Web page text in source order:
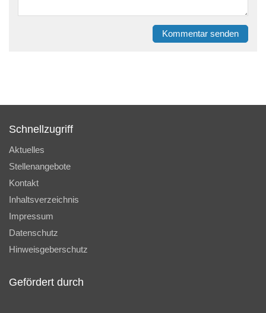
Kommentar senden
Schnellzugriff
Aktuelles
Stellenangebote
Kontakt
Inhaltsverzeichnis
Impressum
Datenschutz
Hinweisgeberschutz
Gefördert durch